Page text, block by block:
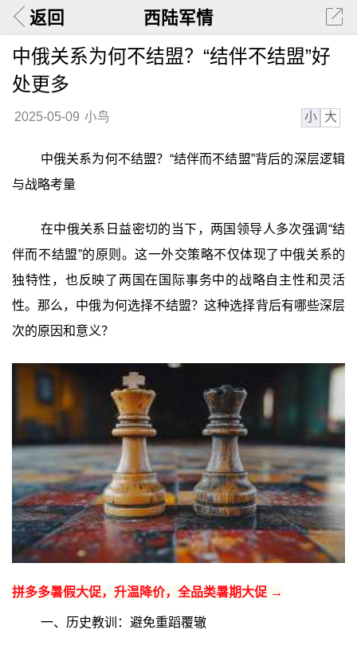
返回 西陆军情
中俄关系为何不结盟？“结伴不结盟”好
处更多
2025-05-09 小鸟 小 大
中俄关系为何不结盟？“结伴而不结盟”背后的深层逻辑
与战略考量
在中俄关系日益密切的当下，两国领导人多次强调“结
伴而不结盟”的原则。这一外交策略不仅体现了中俄关系的
独特性，也反映了两国在国际事务中的战略自主性和灵活
性。那么，中俄为何选择不结盟？这种选择背后有哪些深层
次的原因和意义？
拼多多暑假大促，升温降价，全品类暑期大促 →
一、历史教训：避免重蹈覆辙